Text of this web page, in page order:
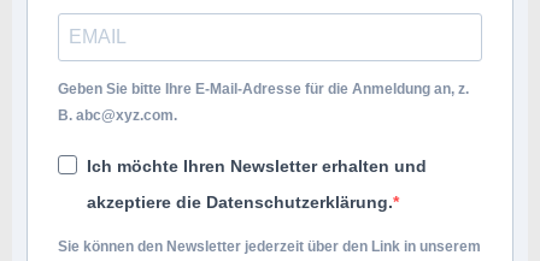
Geben Sie bitte Ihre E-Mail-Adresse für die Anmeldung an, z.
B. abc@xyz.com.
Ich möchte Ihren Newsletter erhalten und
akzeptiere die Datenschutzerklärung.
Sie können den Newsletter jederzeit über den Link in unserem